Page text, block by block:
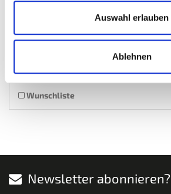
Auswahl erlauben
Ablehnen
€ 69,-
Inkl. MwSt. zzgl.Versandkosten
Mehr In den Warenkorb
Wunschliste
Newsletter abonnieren?